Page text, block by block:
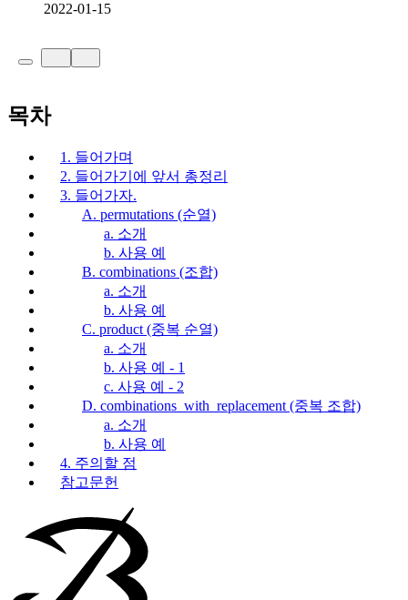
2022-01-15
목차
1. 들어가며
2. 들어가기에 앞서 총정리
3. 들어가자.
A. permutations (순열)
a. 소개
b. 사용 예
B. combinations (조합)
a. 소개
b. 사용 예
C. product (중복 순열)
a. 소개
b. 사용 예 - 1
c. 사용 예 - 2
D. combinations_with_replacement (중복 조합)
a. 소개
b. 사용 예
4. 주의할 점
참고문헌